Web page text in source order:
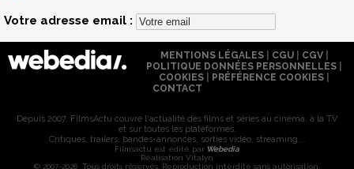
Votre adresse email :
MENTIONS LÉGALES| CGU| CGV|
POLITIQUE DONNÉES PERSONNELLES
COOKIES
PRÉFÉRENCE COOKIES
CONTACT
Depuis 2007, FilmsActu couvre l'actualité des films et séries au cinéma, à la TV
et sur toutes les plateformes.
Critiques, trailers, bandes-annonces, sorties vidéo, streaming...
Filmsactu est édité par Webedia
Réalisation Vitalyn
© 2007-2026 Tous droits réservés. Reproduction interdite sans autorisation.